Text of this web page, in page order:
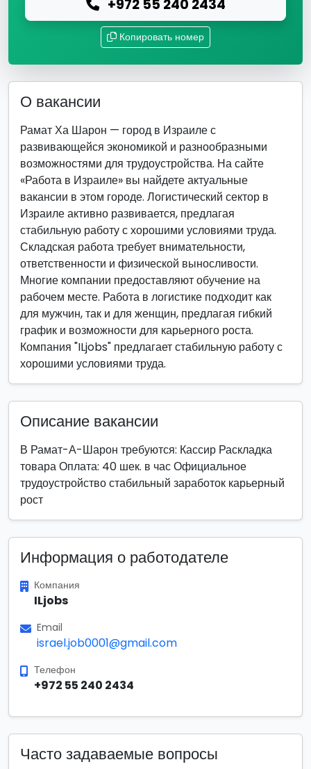
+972 55 240 2434
Копировать номер
О вакансии
Рамат Ха Шарон — город в Израиле с
развивающейся экономикой и разнообразными
возможностями для трудоустройства. На сайте
«Работа в Израиле» вы найдете актуальные
вакансии в этом городе. Логистический сектор в
Израиле активно развивается, предлагая
стабильную работу с хорошими условиями труда.
Складская работа требует внимательности,
ответственности и физической выносливости.
Многие компании предоставляют обучение на
рабочем месте. Работа в логистике подходит как
для мужчин, так и для женщин, предлагая гибкий
график и возможности для карьерного роста.
Компания "ILjobs" предлагает стабильную работу с
хорошими условиями труда.
Описание вакансии
В Рамат-А-Шарон требуются: Кассир Раскладка
товара Оплата: 40 шек. в час Официальное
трудоустройство стабильный заработок карьерный
рост
Информация о работодателе
Компания
ILjobs
Email
israel.job0001@gmail.com
Телефон
+972 55 240 2434
Часто задаваемые вопросы